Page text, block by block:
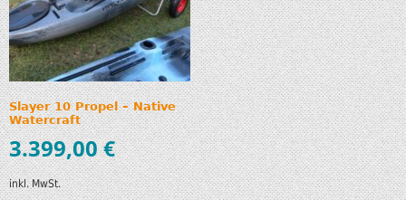
Slayer 10 Propel – Native
Watercraft
3.399,00€
inkl. MwSt.